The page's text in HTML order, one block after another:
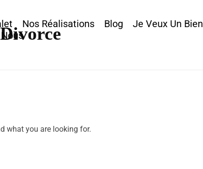
Nos Réalisations Blog
Je Veux Un Bien
what you are looking for.